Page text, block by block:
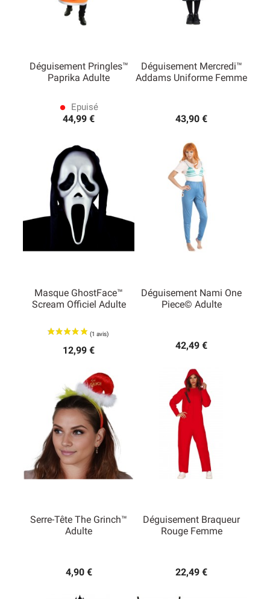
Déguisement Pringles™
Paprika Adulte
lens Epuisé
44,99 €
Déguisement Mercredi™
Addams Uniforme Femme
43,90 €
Masque GhostFace™
Scream Officiel Adulte
12,99 €
Déguisement Nami One
Piece© Adulte
42,49 €
Serre-Tête The Grinch™
Adulte
4,90 €
Déguisement Braqueur
Rouge Femme
22,49 €